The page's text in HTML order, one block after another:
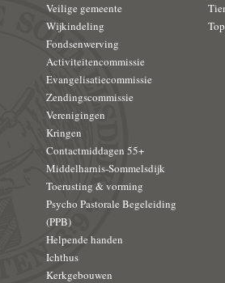
Veilige gemeente
Wijkindeling
Fondsenwerving
Activiteitencommissie
Evangelisatiecommissie
Zendingscommissie
Verenigingen
Kringen
Contactmiddagen 55+
Middelharnis-Sommelsdijk
Toerusting & vorming
Psycho Pastorale Begeleiding
(PPB)
Helpende handen
Ichthus
Kerkgebouwen